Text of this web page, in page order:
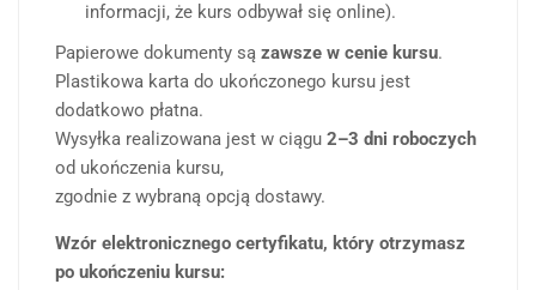
informacji, że kurs odbywał się online).
Papierowe dokumenty są zawsze w cenie kursu.
Plastikowa karta do ukończonego kursu jest
dodatkowo płatna.
Wysyłka realizowana jest w ciągu 2–3 dni roboczych
od ukończenia kursu,
zgodnie z wybraną opcją dostawy.
Wzór elektronicznego certyfikatu, który otrzymasz
po ukończeniu kursu: